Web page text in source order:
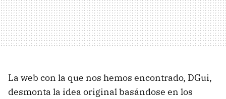
La web con la que nos hemos encontrado, DGui,
desmonta la idea original basándose en los